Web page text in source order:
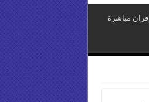
إفران مباشرة